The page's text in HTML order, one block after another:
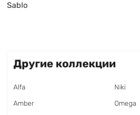
Sablo
Другие коллекции
Alfa
Amber
Niki
Omega